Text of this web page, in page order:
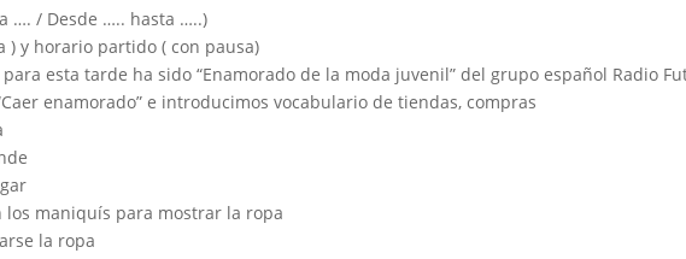
…. / Desde ….. hasta …..)
) y horario partido ( con pausa)
esta tarde ha sido “Enamorado de la moda juvenil” del grupo español Radio
enamorado” e introducimos vocabulario de tiendas, compras
los maniquís para mostrar la ropa
la ropa